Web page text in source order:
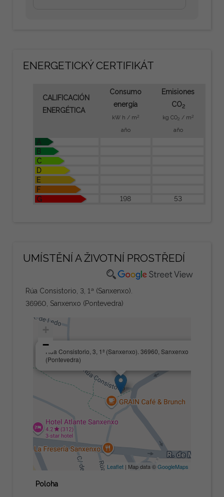
ENERGETICKÝ CERTIFIKÁT
CALIFICACIÓN
ENERGÉTICA
Consumo
energía
kW h / m 2
año
Emisiones
CO2
kg CO2 / m 2
año
A
B
C
D
E
F
G
198 53
UMÍSTĚNÍ A ŽIVOTNÍ PROSTŘEDÍ
Rúa Consistorio, 3, 1ª (Sanxenxo).
36960, Sanxenxo (Pontevedra)
Rúa Consistorio, 3, 1ª (Sanxenxo). 36960, Sanxenxo
(Pontevedra)
−
Leaflet| Map data ©GoogleMaps
Poloha